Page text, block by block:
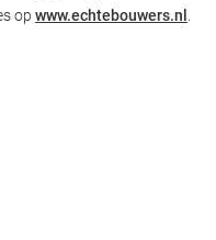
op www.echtebouwers.nl